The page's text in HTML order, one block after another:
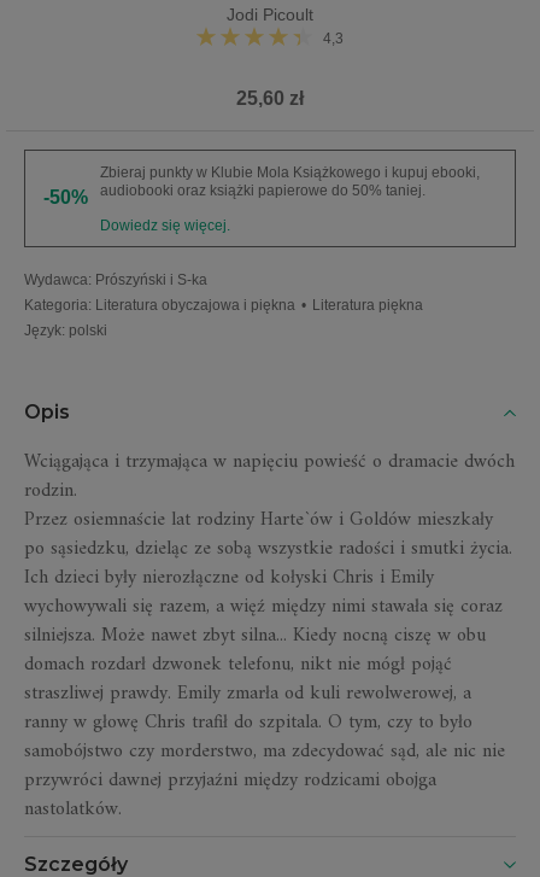
Jodi Picoult
4,3
25,60 zł
-50%
Zbieraj punkty w Klubie Mola Książkowego i kupuj ebooki,
audiobooki oraz książki papierowe do 50% taniej.
Dowiedz się więcej.
Wydawca: Prószyński i S-ka
Kategoria: Literatura obyczajowa i piękna • Literatura piękna
Język: polski
Opis
Wciągająca i trzymająca w napięciu powieść o dramacie dwóch
rodzin.
Przez osiemnaście lat rodziny Harte`ów i Goldów mieszkały
po sąsiedzku, dzieląc ze sobą wszystkie radości i smutki życia.
Ich dzieci były nierozłączne od kołyski Chris i Emily
wychowywali się razem, a więź między nimi stawała się coraz
silniejsza. Może nawet zbyt silna... Kiedy nocną ciszę w obu
domach rozdarł dzwonek telefonu, nikt nie mógł pojąć
straszliwej prawdy. Emily zmarła od kuli rewolwerowej, a
ranny w głowę Chris trafił do szpitala. O tym, czy to było
samobójstwo czy morderstwo, ma zdecydować sąd, ale nic nie
przywróci dawnej przyjaźni między rodzicami obojga
nastolatków.
Szczegóły